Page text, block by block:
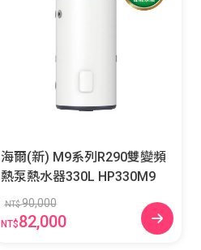
海爾(新) M9系列R290雙變頻
熱泵熱水器330L HP330M9
NT$90,000
NT$82,000